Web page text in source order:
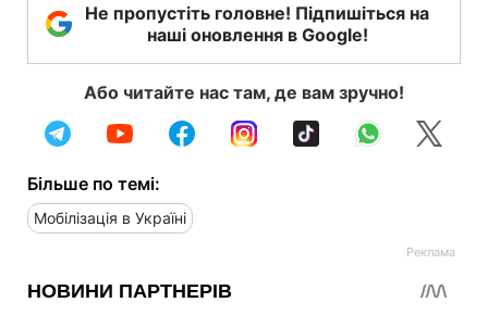
Не пропустіть головне! Підпишіться на
наші оновлення в Google!
Або читайте нас там, де вам зручно!
Більше по темі:
Мобілізація в Україні